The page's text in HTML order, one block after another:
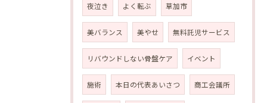
夜泣き よく転ぶ 草加市
美バランス 美やせ 無料託児サービス
リバウンドしない骨盤ケア イベント
施術 本日の代表あいさつ 商工会議所